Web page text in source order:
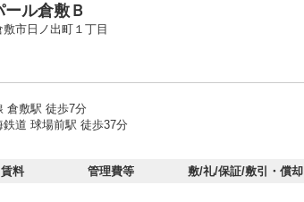
ール倉敷Ｂ
敷市日ノ出町１丁目
倉敷駅 徒歩7分
鉄道 球場前駅 徒歩37分
賃料 管理費等 敷/礼/保証/敷引・償却